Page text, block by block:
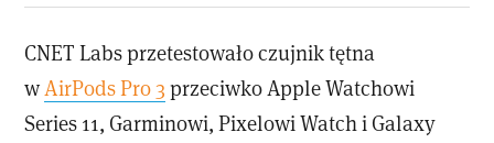
CNET Labs przetestowało czujnik tętna
wAirPods Pro 3 przeciwko Apple Watchowi
Series 11, Garminowi, Pixelowi Watch i Galaxy